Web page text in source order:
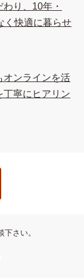
り、10年・
く快適に暮らせ
オンラインを活
丁寧にヒアリン
さい。